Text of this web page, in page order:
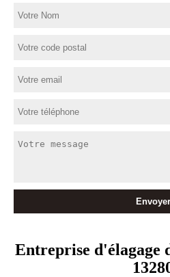
Entreprise d'élagage